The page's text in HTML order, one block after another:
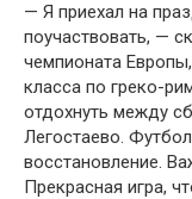
— Я приехал на
поучаствовать, —
чемпионата
класса по греко-
отдохнуть между
Легостаево.
восстановление.
Прекрасная игра,